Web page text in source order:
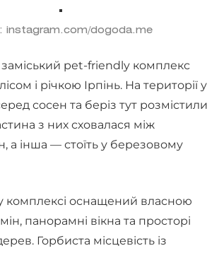
instagram.com/dogoda.me
pet-friendly комплекс
і річкою Ірпінь. На території у
сосен та беріз тут розмістили
з них сховалася між
а інша — стоїть у березовому
комплексі оснащений власною
панорамні вікна та просторі
Горбиста місцевість із